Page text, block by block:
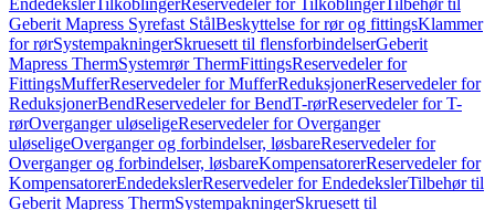
EndedekslerTilkoblingerReservedeler for TilkoblingerTilbehør til
Geberit Mapress Syrefast StålBeskyttelse for rør og fittingsKlammer
for rørSystempakningerSkruesett til flensforbindelserGeberit
Mapress ThermSystemrør ThermFittingsReservedeler for
FittingsMufferReservedeler for MufferReduksjonerReservedeler for
ReduksjonerBendReservedeler for BendT-rørReservedeler for T-
rørOverganger uløseligeReservedeler for Overganger
uløseligeOverganger og forbindelser, løsbareReservedeler for
Overganger og forbindelser, løsbareKompensatorerReservedeler for
KompensatorerEndedekslerReservedeler for EndedekslerTilbehør til
Geberit Mapress ThermSystempakningerSkruesett til